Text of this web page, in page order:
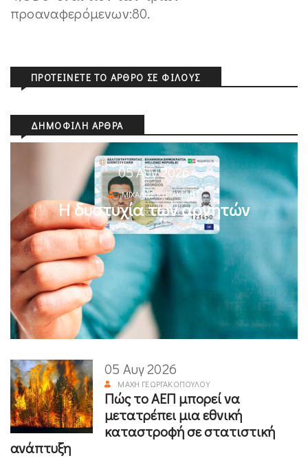
προαναφερόμενων:80.
ΠΡΟΤΕΊΝΕΤΕ ΤΟ ΆΡΘΡΟ ΣΕ ΦΊΛΟΥΣ
ΔΗΜΟΦΙΛΉ ΆΡΘΡΑ
05 Αυγ 2026
ΜΙΧΆΛΗΣ ΚΥΡΙΑΚΊΔΗΣ
Η δυστυχία των αρνητών
05 Αυγ 2026
ΜΆΧΗ ΓΕΩΡΓΑΚΟΠΟΎΛΟΥ
Πώς το ΑΕΠ μπορεί να
μετατρέπει μια εθνική
καταστροφή σε στατιστική
ανάπτυξη